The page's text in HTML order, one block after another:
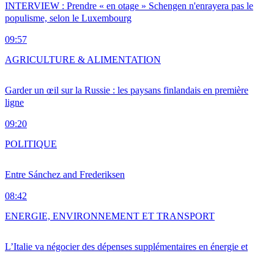
INTERVIEW : Prendre « en otage » Schengen n'enrayera pas le
populisme, selon le Luxembourg
09:57
Garder un œil sur la Russie : les paysans finlandais en première
ligne
09:20
AGRICULTURE & ALIMENTATION
Entre Sánchez and Frederiksen
08:42
POLITIQUE
L’Italie va négocier des dépenses supplémentaires en énergie et
ENERGIE, ENVIRONNEMENT ET TRANSPORT